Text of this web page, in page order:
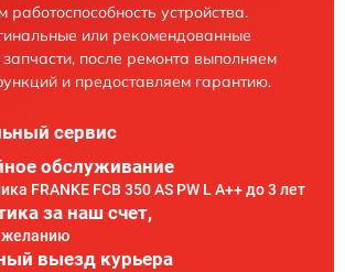
работоспособность устройства.
или рекомендованные
после ремонта выполняем
и предоставляем гарантию.
сервис
обслуживание
FRANKE FCB 350 AS PW L A++ до 3 лет
за наш счет,
желанию
выезд курьера